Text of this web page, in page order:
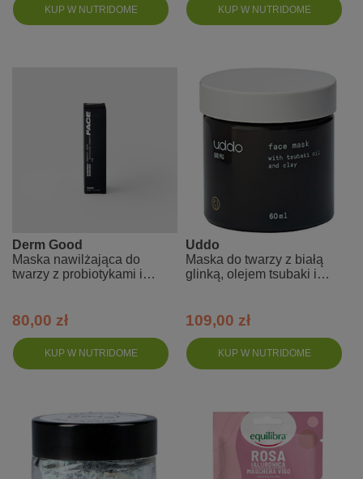
KUP W NUTRIDOME KUP W NUTRIDOME
KUP W NUTRIDOME
Derm Good
Maska nawilżająca do
twarzy z probiotykami i
80,00 zł
KUP W NUTRIDOME
Uddo
Maska do twarzy z białą
glinką, olejem tsubaki i
109,00 zł